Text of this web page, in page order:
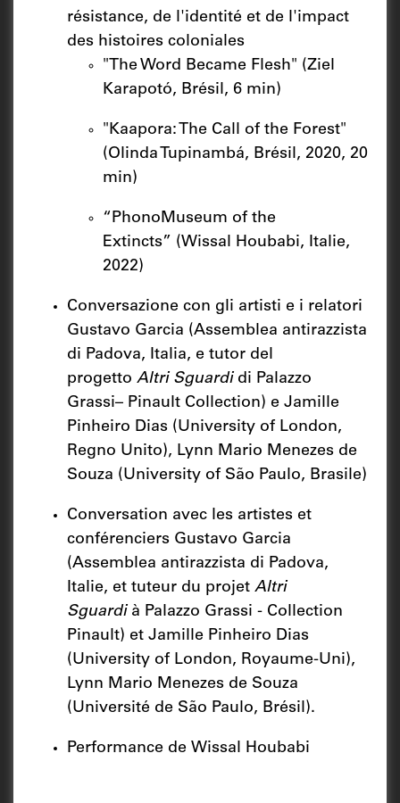
résistance, de l'identité et de l'impact
des histoires coloniales
"The Word Became Flesh" (Ziel
Karapotó, Brésil, 6 min)
"Kaapora: The Call of the Forest"
(Olinda Tupinambá, Brésil, 2020, 20
min)
“PhonoMuseum of the
Extincts” (Wissal Houbabi, Italie,
2022)
Conversazione con gli artisti e i relatori
Gustavo Garcia (Assemblea antirazzista
di Padova, Italia, e tutor del
progetto Altri Sguardi di Palazzo
Grassi– Pinault Collection) e Jamille
Pinheiro Dias (University of London,
Regno Unito), Lynn Mario Menezes de
Souza (University of São Paulo, Brasile)
Conversation avec les artistes et
conférenciers Gustavo Garcia
(Assemblea antirazzista di Padova,
Italie, et tuteur du projet Altri
Sguardià Palazzo Grassi - Collection
Pinault) et Jamille Pinheiro Dias
(University of London, Royaume-Uni),
Lynn Mario Menezes de Souza
(Université de São Paulo, Brésil).
Performance de Wissal Houbabi